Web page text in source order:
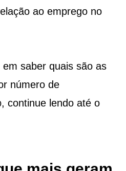
ao emprego no
saber quais são as
número de
continue lendo até o